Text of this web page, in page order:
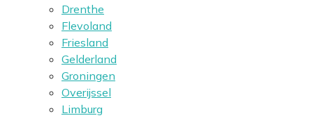
Drenthe
Flevoland
Friesland
Gelderland
Groningen
Overijssel
Limburg